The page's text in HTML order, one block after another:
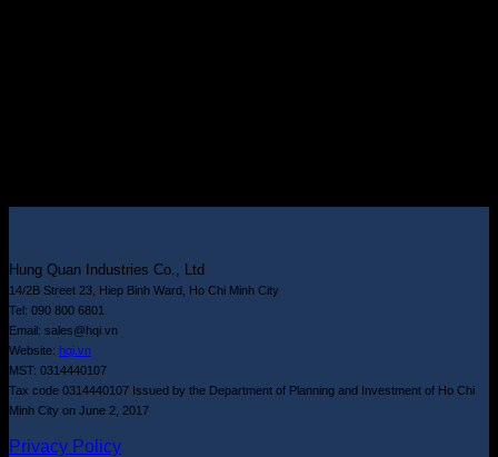
Hung Quan Industries Co., Ltd
14/2B Street 23, Hiep Binh Ward, Ho Chi Minh City
Tel: 090 800 6801
Email: sales@hqi.vn
Website: hqi.vn
MST: 0314440107
Tax code 0314440107 Issued by the Department of Planning and Investment of Ho Chi
Minh City on June 2, 2017
Privacy Policy